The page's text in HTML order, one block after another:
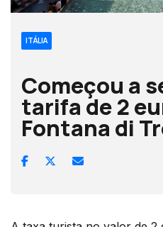
ITÁLIA
Começou a
tarifa de 2
Fontana di